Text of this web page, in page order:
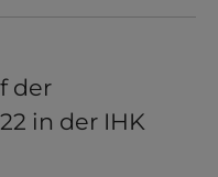
der
in der IHK